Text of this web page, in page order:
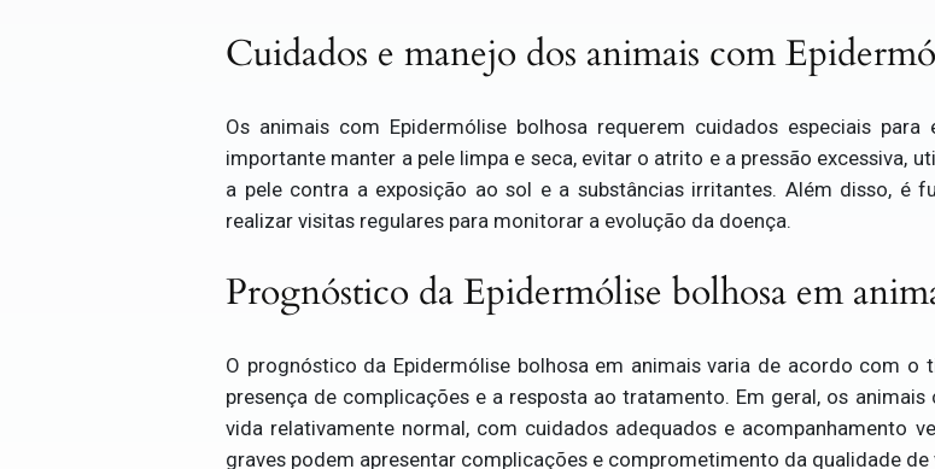
Cuidados e manejo dos animais com
Os animais com Epidermólise bolhosa requerem cuidados especiais
importante manter a pele limpa e seca, evitar o atrito e a pressão excessiva,
a pele contra a exposição ao sol e a substâncias irritantes. Além disso, é
realizar visitas regulares para monitorar a evolução da doença.
Prognóstico da Epidermólise bolhosa em
O prognóstico da Epidermólise bolhosa em animais varia de acordo com o
presença de complicações e a resposta ao tratamento. Em geral, os
vida relativamente normal, com cuidados adequados e acompanhamento
graves podem apresentar complicações e comprometimento da qualidade de